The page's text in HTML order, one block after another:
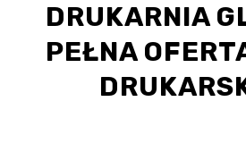
DRUKARNIA
PEŁNA